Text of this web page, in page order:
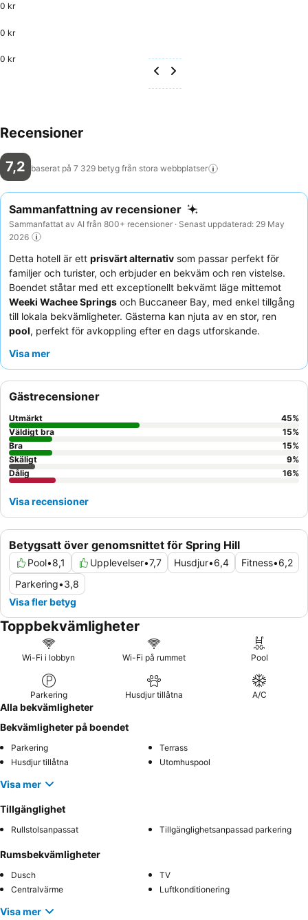
0 kr
0 kr
0 kr
Recensioner
7,2 baserat på 7 329 betyg från stora webbplatser
Sammanfattning av recensioner
Sammanfattat av AI från 800+ recensioner · Senast uppdaterad: 29 May
2026
Detta hotell är ett prisvärt alternativ som passar perfekt för
familjer och turister, och erbjuder en bekväm och ren vistelse.
Boendet ståtar med ett exceptionellt bekvämt läge mittemot
Weeki Wachee Springs och Buccaneer Bay, med enkel tillgång
till lokala bekvämligheter. Gästerna kan njuta av en stor, ren
pool, perfekt för avkoppling efter en dags utforskande.
effektivitet, vilket garanterar en trevlig upplevelse. För de som
dock lämpligt att be om ett rum bort från husdjursanpassade
områden för en lugnare vistelse.
Visa mer
Betygsatt över genomsnittet för Spring Hill
Pool•8,1 Upplevelser•7,7 Husdjur•6,4 Fitness•6,2
Parkering•3,8
Visa fler betyg
Gästrecensioner
Utmärkt 45%
Väldigt bra
15%
Bra
15%
Skäligt
9%
Dålig
16%
Visa recensioner
Toppbekvämligheter
Wi-Fi i lobbyn Wi-Fi på rummet Pool
Parkering Husdjur tillåtna A/C
Alla bekvämligheter
Bekvämligheter på boendet
Parkering
Terrass
Husdjur tillåtna
Utomhuspool
Visa mer
Tillgänglighet
Rullstolsanpassat Tillgänglighetsanpassad parkering
Rumsbekvämligheter
Dusch
TV
Centralvärme
Luftkonditionering
Visa mer